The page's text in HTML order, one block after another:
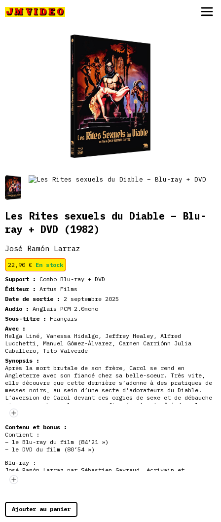
Les Rites sexuels du Diable – Blu-
ray + DVD (1982)
José Ramón Larraz
22,90 € En stock
Support :
Combo Blu-ray + DVD
Éditeur : Artus Films
Date de sortie :
2 septembre 2025
Audio : Anglais PCM 2.0mono
Sous-titre : Français
Avec :
Helga Liné, Vanessa Hidalgo, Jeffrey Healey, Alfred
Lucchetti, Manuel Gómez-Álvarez, Carmen Carriónn Julia
Caballero, Tito Valverde
Synopsis :
Après la mort brutale de son frère, Carol se rend en
Angleterre avec son fiancé chez sa belle-soeur. Très vite,
elle découvre que cette dernière s’adonne à des pratiques de
messes noirs, au sein d’une secte d’adorateurs du Diable.
L’aversion de Carol devant ces orgies de sexe et de débauche
vire au cauchemar lorsque son fiancé est entraîné dans le
groupe.
Contenu et bonus :
Contient :
– le Blu-ray du film (84’21 »)
– le DVD du film (80’54 »)
Blu-ray :
José Ramón Larraz par Sébastien Gayraud, écrivain et
conférencier et Emmanuel Le Gagne, rédacteur cinéma pour
Culturopoing (2025, 41’23 »)
José Ramón Larraz par Sébastien Gayraud, écrivain et
conférencier et Emmanuel Le Gagne, rédacteur cinéma pour
Ajouter au panier